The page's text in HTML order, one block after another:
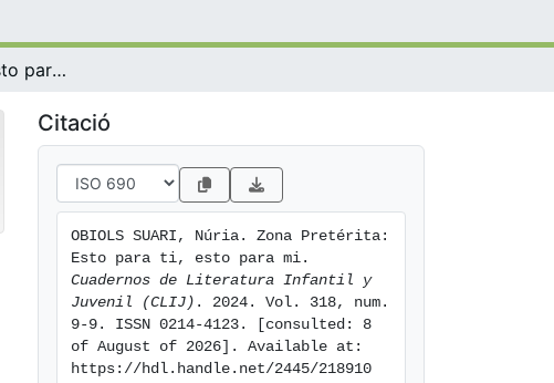
Zona Pretérita: Esto para ti, esto para mi
Citació
OBIOLS SUARI, Núria. Zona Pretérita:
Cuadernos de Literatura Infantil y
Juvenil (CLIJ) . 2024. Vol. 318, num.
9-9. ISSN 0214-4123. [consulted: 8
of August of 2026]. Available at:
https://hdl.handle.net/2445/218910